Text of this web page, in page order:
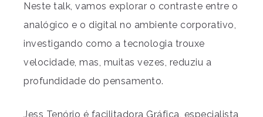
Neste talk, vamos explorar o contraste entre o
analógico e o digital no ambiente corporativo,
investigando como a tecnologia trouxe
velocidade, mas, muitas vezes, reduziu a
profundidade do pensamento.
Jess Tenório é facilitadora Gráfica, especialista